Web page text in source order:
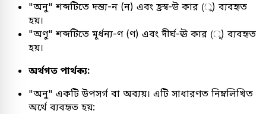
"অনু" শব্দটিতে দন্ত্য-ন (ন) এবং হ্রস্ব-উ কার (ু) ব্যবহৃত
হয়।
"অণু" শব্দটিতে মূর্ধন্য-ণ (ণ) এবং দীর্ঘ-ঊ কার (ূ) ব্যবহৃত
হয়।
অর্থগত পার্থক্য:
"অনু" একটি উপসর্গ বা অব্যয়। এটি সাধারণত নিম্নলিখিত
অর্থে ব্যবহৃত হয়: